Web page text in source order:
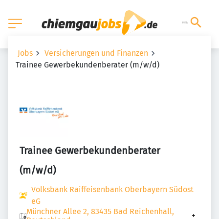
Jobs
Versicherungen und Finanzen
Trainee Gewerbekundenberater (m/w/d)
Trainee Gewerbekundenberater
(m/w/d)
Volksbank Raiffeisenbank Oberbayern Südost
eG
Münchner Allee 2, 83435 Bad Reichenhall,
+